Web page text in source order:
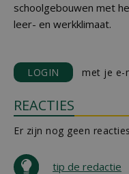
schoolgebouwen met
leer- en werkklimaat.
LOGIN met je e-
REACTIES
Er zijn nog geen
tip de redactie